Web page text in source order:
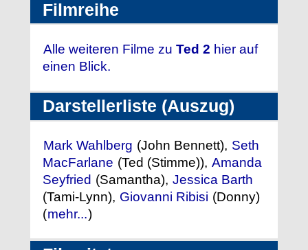
Filmreihe
Alle weiteren Filme zu Ted 2 hier auf
einen Blick.
Darstellerliste (Auszug)
Mark Wahlberg (John Bennett), Seth
MacFarlane (Ted (Stimme)), Amanda
Seyfried (Samantha), Jessica Barth
(Tami-Lynn), Giovanni Ribisi (Donny)
(mehr...)